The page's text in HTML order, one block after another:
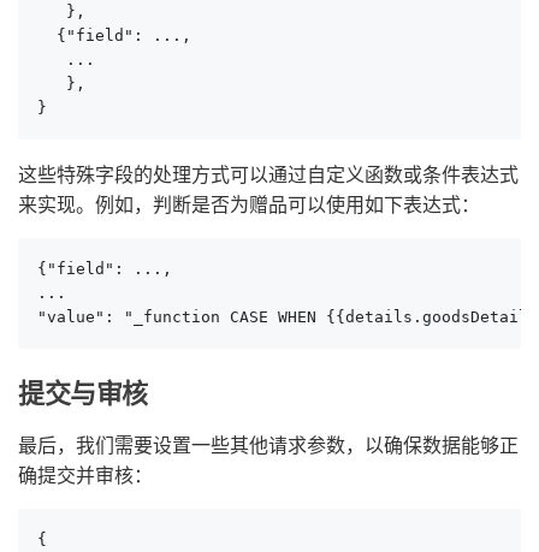
   },
  {"field": ...,
   ...
   },
}
这些特殊字段的处理方式可以通过自定义函数或条件表达式
来实现。例如，判断是否为赠品可以使用如下表达式：
{"field": ...,
...
"value": "_function CASE WHEN
提交与审核
最后，我们需要设置一些其他请求参数，以确保数据能够正
确提交并审核：
{